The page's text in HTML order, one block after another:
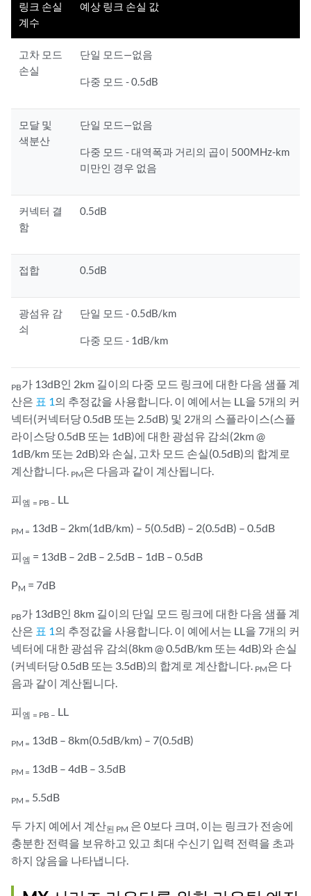
링크 손실
계수
예상 링크 손실 값
고차 모드
손실
단일 모드—없음
다중 모드 - 0.5dB
모달 및
색분산
단일 모드—없음
다중 모드 - 대역폭과 거리의 곱이 500MHz-km
미만인 경우 없음
커넥터 결
함
0.5dB
접합 0.5dB
광섬유 감
쇠
단일 모드 - 0.5dB/km
다중 모드 - 1dB/km
PB가 13dB인 2km 길이의 다중 모드 링크에 대한 다음 샘플 계
산은 표 1의 추정값을 사용합니다. 이 예에서는 LL을 5개의 커
넥터(커넥터당 0.5dB 또는 2.5dB) 및 2개의 스플라이스(스플
라이스당 0.5dB 또는 1dB)에 대한 광섬유 감쇠(2km @
1dB/km 또는 2dB)와 손실, 고차 모드 손실(0.5dB)의 합계로
계산합니다. PM은 다음과 같이 계산됩니다.
피엠 = PB – LL
PM = 13dB – 2km(1dB/km) – 5(0.5dB) – 2(0.5dB) – 0.5dB
피엠 = 13dB – 2dB – 2.5dB – 1dB – 0.5dB
PM = 7dB
PB가 13dB인 8km 길이의 단일 모드 링크에 대한 다음 샘플 계
산은 표 1의 추정값을 사용합니다. 이 예에서는 LL을 7개의 커
넥터에 대한 광섬유 감쇠(8km @ 0.5dB/km 또는 4dB)와 손실
(커넥터당 0.5dB 또는 3.5dB)의 합계로 계산합니다. PM은 다
음과 같이 계산됩니다.
피엠 = PB – LL
PM = 13dB – 8km(0.5dB/km) – 7(0.5dB)
PM = 13dB – 4dB – 3.5dB
PM = 5.5dB
두 가지 예에서 계산된 PM 은 0보다 크며, 이는 링크가 전송에
충분한 전력을 보유하고 있고 최대 수신기 입력 전력을 초과
하지 않음을 나타냅니다.